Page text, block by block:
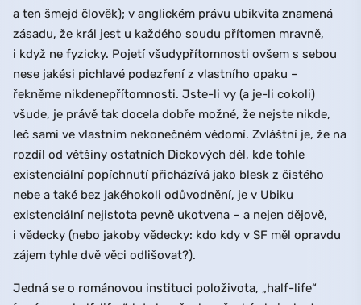
a ten šmejd člověk); v anglickém právu ubikvita znamená
zásadu, že král jest u každého soudu přítomen mravně,
i když ne fyzicky. Pojetí všudypřítomnosti ovšem s sebou
nese jakési pichlavé podezření z vlastního opaku –
řekněme nikdenepřítomnosti. Jste-li vy (a je-li cokoli)
všude, je právě tak docela dobře možné, že nejste nikde,
leč sami ve vlastním nekonečném vědomí. Zvláštní je, že na
rozdíl od většiny ostatních Dickových děl, kde tohle
existenciální popíchnutí přicházívá jako blesk z čistého
nebe a také bez jakéhokoli odůvodnění, je v Ubiku
existenciální nejistota pevně ukotvena – a nejen dějově,
i vědecky (nebo jakoby vědecky: kdo kdy v SF měl opravdu
zájem tyhle dvě věci odlišovat?).
Jedná se o románovou instituci položivota, „half-life“